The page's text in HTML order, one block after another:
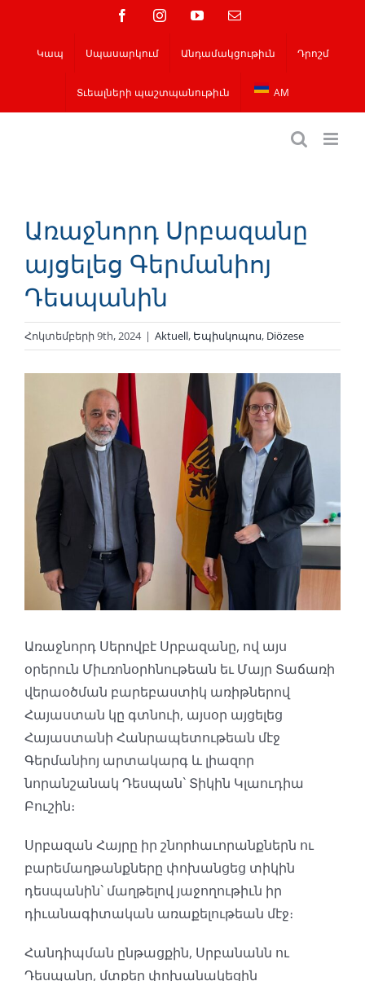
content
ՖեյսբուքInstagramYouTubeEmail
Կապ Սպասարկում Անդամակցութիւն Դրոշմ
Տւեալների պաշտպանութիւն AM
Առաջնորդ Սրբազանը
այցելեց Գերմանիոյ
Դեսպանին
Հոկտեմբերի 9th, 2024 | Aktuell, Եպիսկոպոս, Diözese
պատկեր
Առաջնորդ Սերովբէ Սրբազանը, ով այս
օրերուն Միւռոնօրհնութեան եւ Մայր Տաճառի
վերաօծման բարեբաստիկ առիթներով
Հայաստան կը գտնուի, այսօր այցելեց
Հայաստանի Հանրապետութեան մէջ
Գերմանիոյ արտակարգ և լիազոր
նորանշանակ Դեսպան` Տիկին Կլաուդիա
Բուշին։
Սրբազան Հայրը իր շնորհաւորանքներն ու
բարեմաղթանքները փոխանցեց տիկին
դեսպանին` մաղթելով յաջողութիւն իր
դիւանագիտական առաքելութեան մէջ։
Հանդիպման ընթացքին, Սրբանանն ու
Դեսպանը, մտքեր փոխանակեցին